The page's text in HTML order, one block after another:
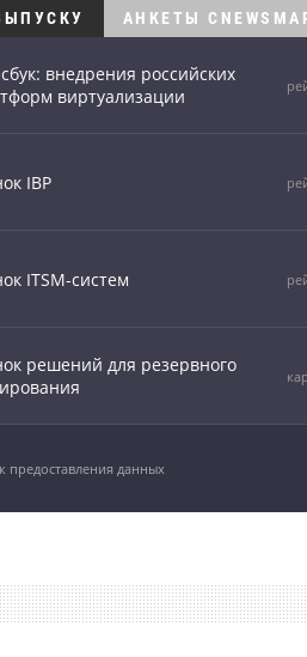
АНКЕТЫ
внедрения российских
виртуализации
IBP
ITSM-систем
решений для резервного
данных